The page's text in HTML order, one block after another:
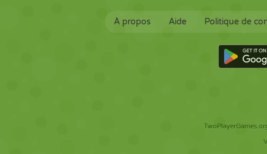
À propos Aide Politique de